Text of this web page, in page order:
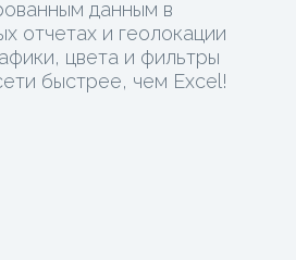
данным в
отчетах и геолокации
цвета и фильтры
быстрее, чем Excel!